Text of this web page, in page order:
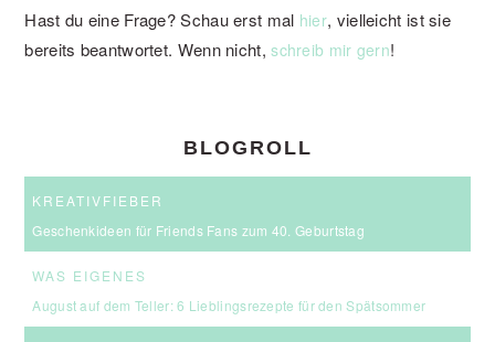
Hast du eine Frage? Schau erst mal hier, vielleicht ist sie
bereits beantwortet. Wenn nicht,schreib mir gern!
BLOGROLL
KREATIVFIEBER
Geschenkideen für Friends Fans zum 40. Geburtstag
WAS EIGENES
August auf dem Teller: 6 Lieblingsrezepte für den Spätsommer